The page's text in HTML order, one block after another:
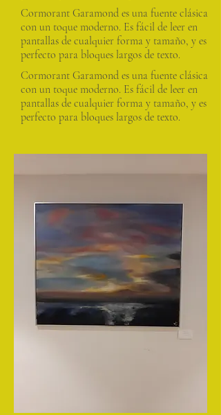
Cormorant Garamond es una fuente clásica
con un toque moderno. Es fácil de leer en
pantallas de cualquier forma y tamaño, y es
perfecto para bloques largos de texto.
Cormorant Garamond es una fuente clásica
con un toque moderno. Es fácil de leer en
pantallas de cualquier forma y tamaño, y es
perfecto para bloques largos de texto.